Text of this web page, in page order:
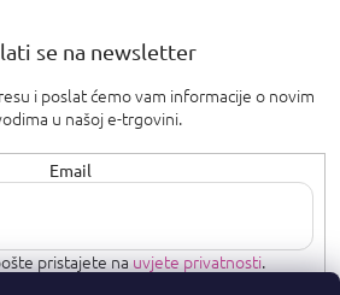
se na newsletter
i poslat ćemo vam informacije o novim
u našoj e-trgovini.
Email
pristajete nauvjete privatnosti.